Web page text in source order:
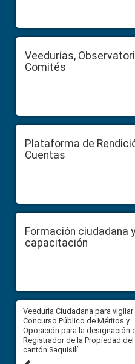
Veedurías,
Comités
Plataforma de
Cuentas
Formación ciudadana y
capacitación
Veeduría Ciudadana para vigilar
Concurso Público de Méritos y
Oposición para la designación
Registrador de la Propiedad del
cantón Saquisilí